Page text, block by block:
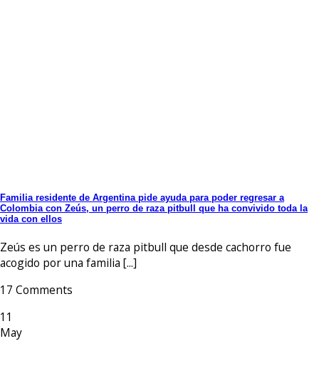
Familia residente de Argentina pide ayuda para poder regresar a
Colombia con Zeús, un perro de raza pitbull que ha convivido toda la
vida con ellos
Zeús es un perro de raza pitbull que desde cachorro fue
acogido por una familia [...]
17 Comments
11
May